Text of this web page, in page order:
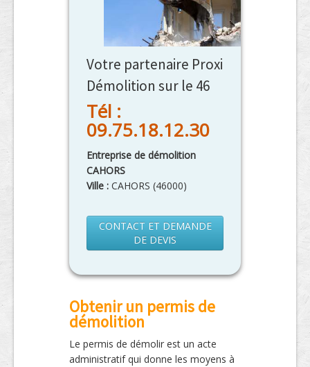
Votre partenaire Proxi
Démolition sur le 46
Tél :
09.75.18.12.30
Entreprise de démolition
CAHORS
Ville : CAHORS (46000)
CONTACT ET DEMANDE
DE DEVIS
Obtenir un permis de
démolition
Le permis de démolir est un acte
administratif qui donne les moyens à